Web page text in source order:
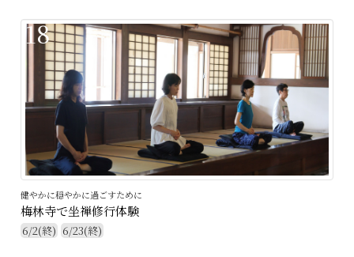
18
健やかに穏やかに過ごすために
梅林寺で坐禅修行体験
6/2(終) 6/23(終)